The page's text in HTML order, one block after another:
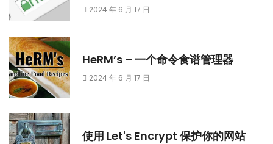
2024 年 6 月 17 日
HeRM’s – 一个命令食谱管理器
2024 年 6 月 17 日
使用 Let's Encrypt 保护你的网站